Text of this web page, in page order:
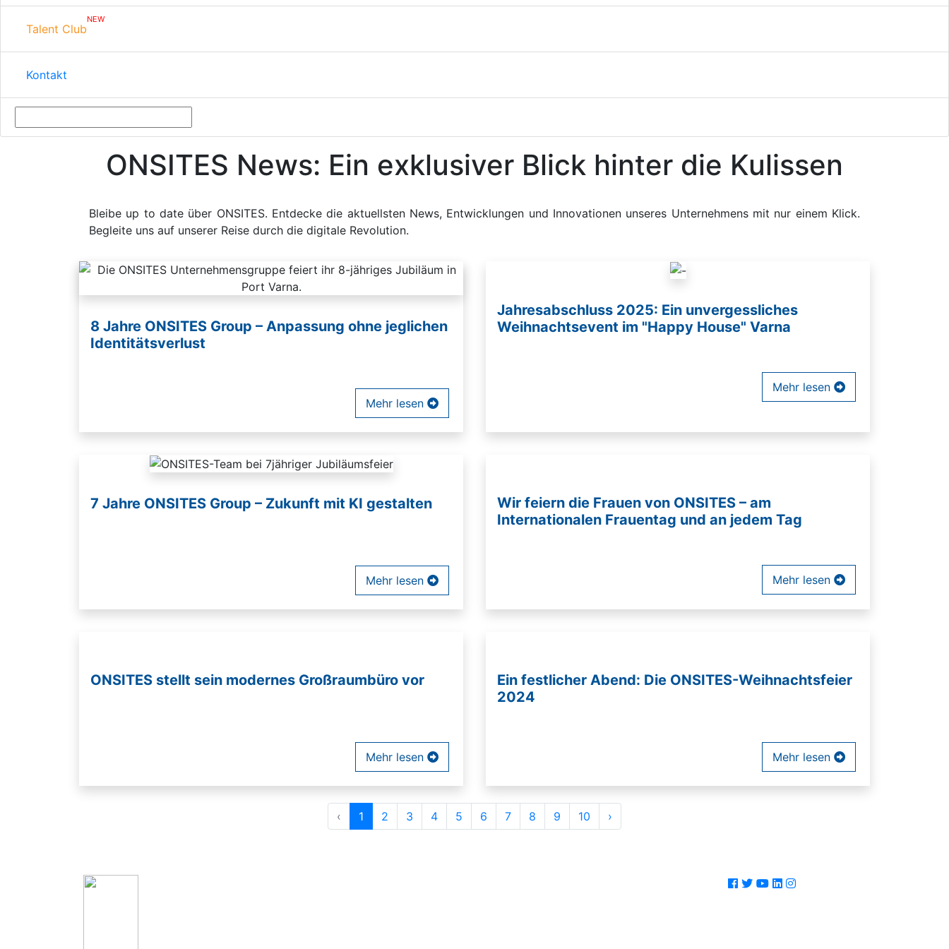
Talent Club
NEW
Kontakt
ONSITES News: Ein exklusiver Blick hinter die Kulissen
Bleibe up to date über ONSITES. Entdecke die aktuellsten News, Entwicklungen und Innovationen unseres Unternehmens mit nur einem Klick.
Begleite uns auf unserer Reise durch die digitale Revolution.
8 Jahre ONSITES Group – Anpassung ohne jeglichen
Identitätsverlust
Mehr lesen
Jahresabschluss 2025: Ein unvergessliches
Weihnachtsevent im "Happy House" Varna
Mehr lesen
7 Jahre ONSITES Group – Zukunft mit KI gestalten
Mehr lesen
Wir feiern die Frauen von ONSITES – am
Internationalen Frauentag und an jedem Tag
Mehr lesen
ONSITES stellt sein modernes Großraumbüro vor
Mehr lesen
Ein festlicher Abend: Die ONSITES-Weihnachtsfeier
2024
Mehr lesen
‹ 1 2 3 4 5 6 7 8 9 10 ›